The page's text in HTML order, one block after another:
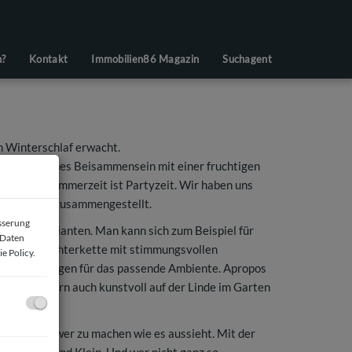
Kontakt Immobilien86 Magazin Suchagent
Winterschlaf erwacht.
gemütliches Beisammensein mit einer fruchtigen
Sommerzeit ist Partyzeit. Wir haben uns
zusammengestellt.
Varianten. Man kann sich zum Beispiel für
Lichterkette mit stimmungsvollen
sorgen für das passende Ambiente. Apropos
sondern auch kunstvoll auf der Linde im Garten
so schwer zu machen wie es aussieht. Mit der
Policy.